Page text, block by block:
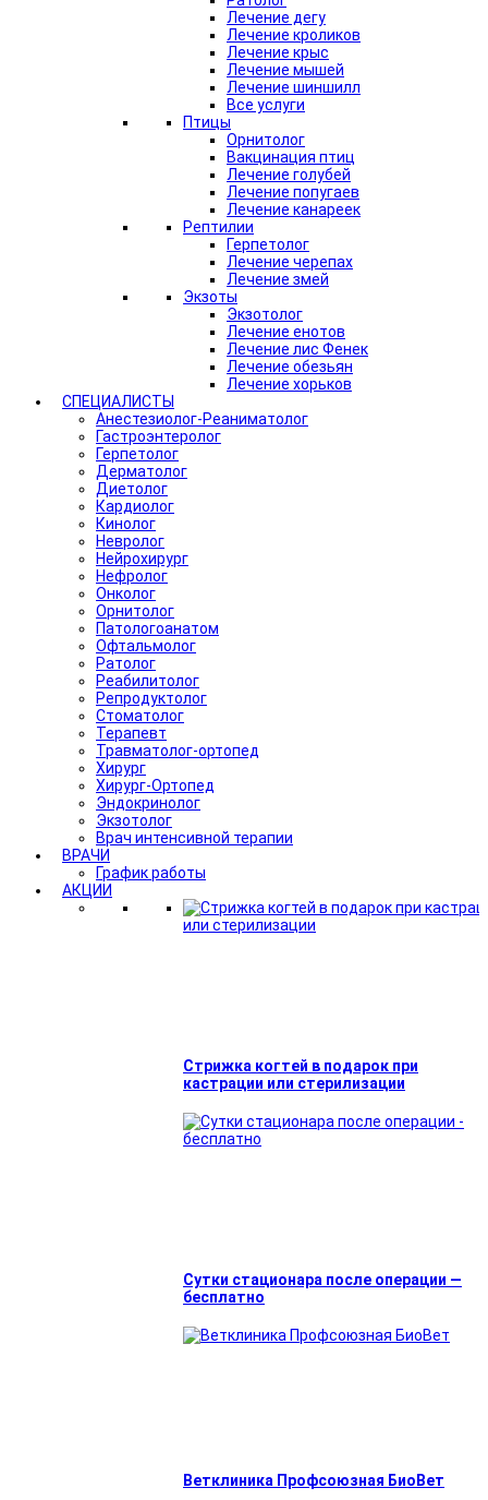
Лечение дегу
Лечение кроликов
Лечение крыс
Лечение мышей
Лечение шиншилл
Все услуги
Птицы
Орнитолог
Вакцинация птиц
Лечение голубей
Лечение попугаев
Лечение канареек
Рептилии
Герпетолог
Лечение черепах
Лечение змей
Экзоты
Экзотолог
Лечение енотов
Лечение лис Фенек
Лечение обезьян
Лечение хорьков
СПЕЦИАЛИСТЫ
Анестезиолог-Реаниматолог
Гастроэнтеролог
Герпетолог
Дерматолог
Диетолог
Кардиолог
Кинолог
Невролог
Нейрохирург
Нефролог
Онколог
Орнитолог
Патологоанатом
Офтальмолог
Ратолог
Реабилитолог
Репродуктолог
Стоматолог
Терапевт
Травматолог-ортопед
Хирург
Хирург-Ортопед
Эндокринолог
Экзотолог
Врач интенсивной терапии
ВРАЧИ
График работы
АКЦИИ
Стрижка когтей в подарок при
кастрации или стерилизации
Сутки стационара после операции —
бесплатно
Ветклиника Профсоюзная БиоВет